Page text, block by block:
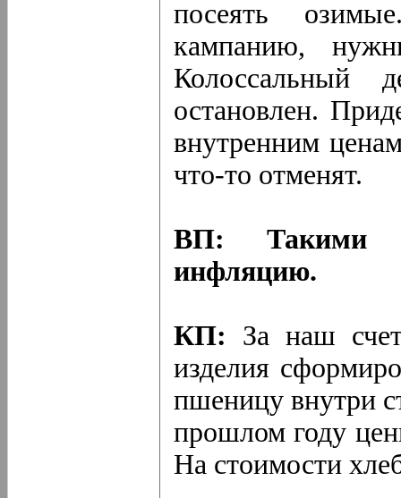
посеять
кампанию,
Колоссальный
остановлен.
внутренним
что-то отменят.
ВП: Такими
инфляцию.
КП: За наш
изделия
пшеницу внутри
прошлом году
На стоимости